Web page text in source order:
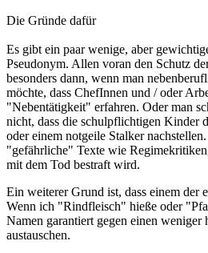
Die Gründe dafür
Es gibt ein paar wenige, aber
Pseudonym. Allen voran den Schutz
besonders dann, wenn man
möchte, dass ChefInnen und / oder
"Nebentätigkeit" erfahren. Oder man
nicht, dass die schulpflichtigen Kinder
oder einem notgeile Stalker
"gefährliche" Texte wie
mit dem Tod bestraft wird.
Ein weiterer Grund ist, dass einem der
Wenn ich "Rindfleisch" hieße oder
Namen garantiert gegen einen weniger
austauschen.